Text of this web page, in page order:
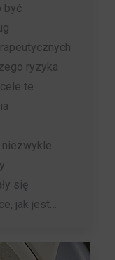
być
ryzyka
te
niezwykle
się
jak jest…